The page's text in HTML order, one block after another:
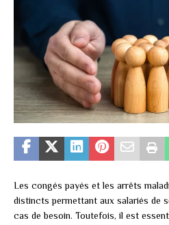
Les congés payés et les arrêts
distincts permettant aux salariés de
cas de besoin. Toutefois, il est